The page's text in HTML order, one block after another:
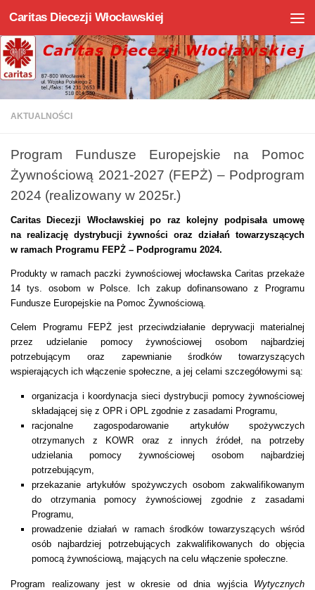
Skip to content
Caritas Diecezji Włocławskiej
AKTUALNOŚCI
Program Fundusze Europejskie na Pomoc
Żywnościową 2021-2027 (FEPŻ) – Podprogram
2024 (realizowany w 2025r.)
Caritas Diecezji Włocławskiej po raz kolejny podpisała umowę
na realizację dystrybucji żywności oraz działań towarzyszących
w ramach Programu FEPŻ – Podprogramu 2024.
Produkty w ramach paczki żywnościowej włocławska Caritas przekaże
14 tys. osobom w Polsce. Ich zakup dofinansowano z Programu
Fundusze Europejskie na Pomoc Żywnościową.
Celem Programu FEPŻ jest przeciwdziałanie deprywacji materialnej
przez udzielanie pomocy żywnościowej osobom najbardziej
potrzebującym oraz zapewnianie środków towarzyszących
wspierających ich włączenie społeczne, a jej celami szczegółowymi są:
organizacja i koordynacja sieci dystrybucji pomocy żywnościowej
składającej się z OPR i OPL zgodnie z zasadami Programu,
racjonalne zagospodarowanie artykułów spożywczych
otrzymanych z KOWR oraz z innych źródeł, na potrzeby
udzielania pomocy żywnościowej osobom najbardziej
potrzebującym,
przekazanie artykułów spożywczych osobom zakwalifikowanym
do otrzymania pomocy żywnościowej zgodnie z zasadami
Programu,
prowadzenie działań w ramach środków towarzyszących wśród
osób najbardziej potrzebujących zakwalifikowanych do objęcia
pomocą żywnościową, mających na celu włączenie społeczne.
Program realizowany jest w okresie od dnia wyjścia Wytycznych